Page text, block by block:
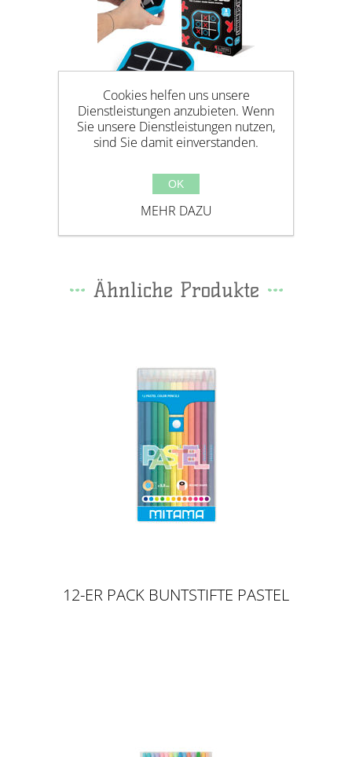
TIC TAC TOE GAME -
ELEKTRONISCHES GAME, BLAU
Ähnliche Produkte
12-ER PACK BUNTSTIFTE PASTEL
Cookies helfen uns unsere
Dienstleistungen anzubieten. Wenn
Sie unsere Dienstleistungen nutzen,
sind Sie damit einverstanden.
OK
MEHR DAZU